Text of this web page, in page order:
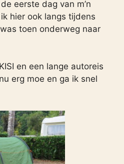
eerste dag van m’n
hier ook langs tijdens
toen onderweg naar
en een lange autoreis
erg moe en ga ik snel